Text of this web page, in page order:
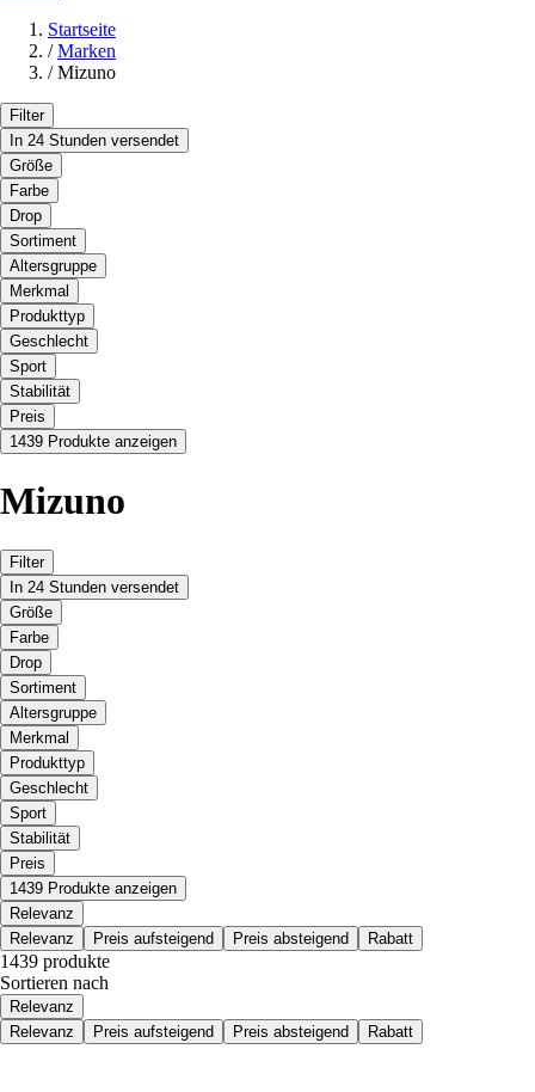
Startseite
/ Marken
/ Mizuno
Filter
In 24 Stunden versendet
Größe
Farbe
Drop
Sortiment
Altersgruppe
Merkmal
Produkttyp
Geschlecht
Sport
Stabilität
Preis
1439 Produkte anzeigen
Mizuno
Filter
In 24 Stunden versendet
Größe
Farbe
Drop
Sortiment
Altersgruppe
Merkmal
Produkttyp
Geschlecht
Sport
Stabilität
Preis
1439 Produkte anzeigen
Relevanz
Relevanz
Preis aufsteigend Preis absteigend Rabatt
1439 produkte
Sortieren nach
Relevanz
Relevanz
Preis aufsteigend Preis absteigend Rabatt